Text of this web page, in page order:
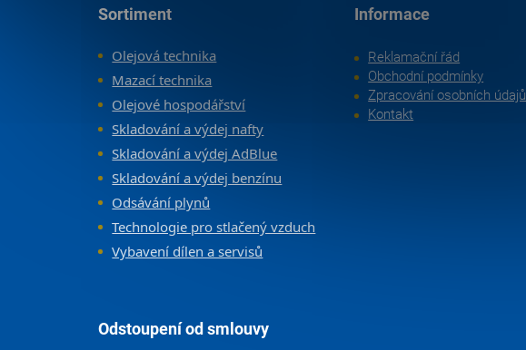
Sortiment
Olejová technika
Mazací technika
Olejové hospodářství
Skladování a výdej nafty
Skladování a výdej AdBlue
Skladování a výdej benzínu
Odsávání plynů
Technologie pro stlačený vzduch
Vybavení dílen a servisů
Informace
Reklamační řád
Obchodní podmínky
Zpracování osobních údajů
Kontakt
Odstoupení od smlouvy